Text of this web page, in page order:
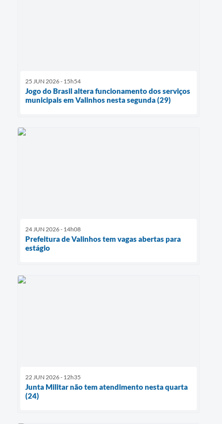
25 JUN 2026 - 15h54
Jogo do Brasil altera funcionamento dos serviços
municipais em Valinhos nesta segunda (29)
24 JUN 2026 - 14h08
Prefeitura de Valinhos tem vagas abertas para
estágio
22 JUN 2026 - 12h35
Junta Militar não tem atendimento nesta quarta
(24)